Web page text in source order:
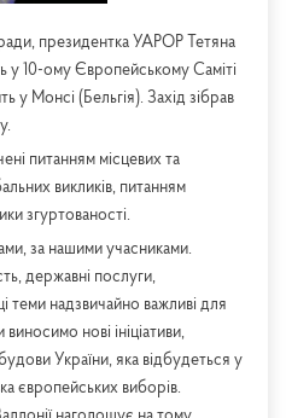
ради, президентка УАРОР Тетяна
10-ому Європейському Саміті
у Монсі (Бельгія). Захід зібрав
питанням місцевих та
викликів, питанням
згуртованості.
за нашими учасниками.
державні послуги,
теми надзвичайно важливі для
нові ініціативи,
України, яка відбудеться у
європейських виборів.